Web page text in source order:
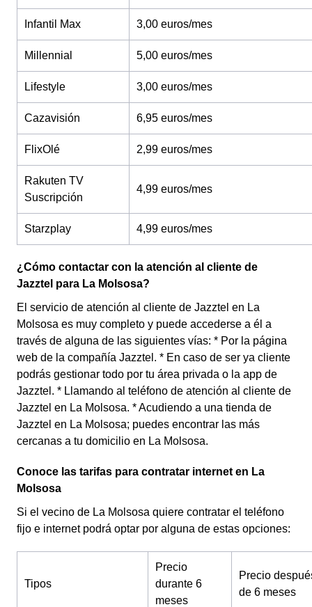
Infantil Max 3,00 euros/mes
Millennial 5,00 euros/mes
Lifestyle 3,00 euros/mes
Cazavisión 6,95 euros/mes
FlixOlé 2,99 euros/mes
Rakuten TV
Suscripción
4,99 euros/mes
Starzplay 4,99 euros/mes
¿Cómo contactar con la atención al cliente de
Jazztel para La Molsosa?
El servicio de atención al cliente de Jazztel en La
Molsosa es muy completo y puede accederse a él a
través de alguna de las siguientes vías: * Por la página
web de la compañía Jazztel. * En caso de ser ya cliente
podrás gestionar todo por tu área privada o la app de
Jazztel. * Llamando al teléfono de atención al cliente de
Jazztel en La Molsosa. * Acudiendo a una tienda de
Jazztel en La Molsosa; puedes encontrar las más
cercanas a tu domicilio en La Molsosa.
Conoce las tarifas para contratar internet en La
Molsosa
Si el vecino de La Molsosa quiere contratar el teléfono
fijo e internet podrá optar por alguna de estas opciones:
Tipos
Precio
durante 6
meses
Precio
de 6 meses